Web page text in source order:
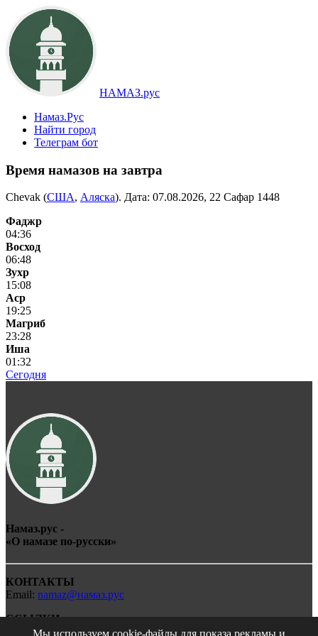
НАМАЗ.рус
Намаз.Рус
Найти город
Телеграм бот
Время намазов на завтра
Chevak (США, Аляска). Дата: 07.08.2026, 22 Сафар 1448
Фаджр
04:36
Восход
06:48
Зухр
15:08
Аср
19:25
Магриб
23:28
Иша
01:32
Сегодня
Намаз.рус -
«О намазе по-русски»
КОНТАКТЫ
Email: namaz@намаз.рус
ССЫЛКИ
Мы используем cookie-файлы для показа рекламы и